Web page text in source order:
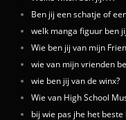
Ben jij een schatje of
welk manga figuur ben
Wie ben jij van mijn
wie van mijn vrienden
wie ben jij van de winx?
Wie van High School
bij wie pas jhe het beste